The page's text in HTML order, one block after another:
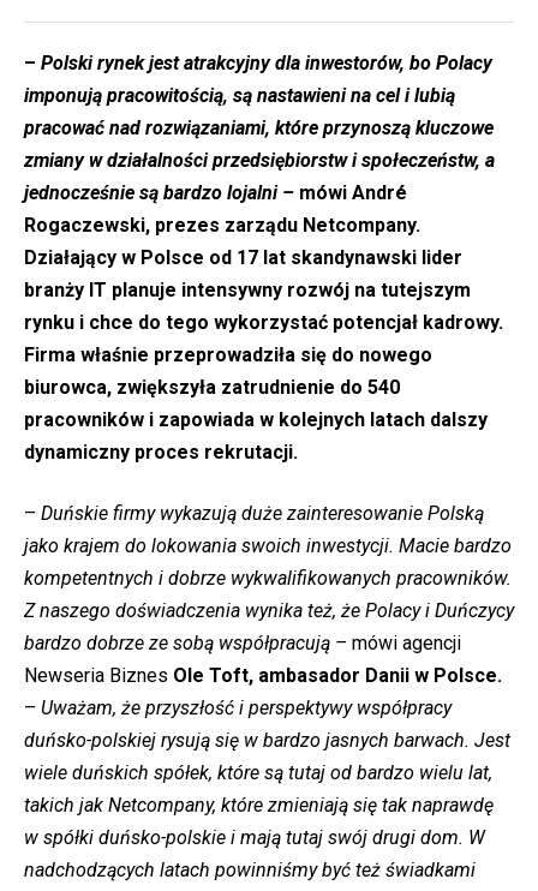
– Polski rynek jest atrakcyjny dla inwestorów, bo Polacy
imponują pracowitością, są nastawieni na cel i lubią
pracować nad rozwiązaniami, które przynoszą kluczowe
zmiany w działalności przedsiębiorstw i społeczeństw, a
jednocześnie są bardzo lojalni – mówi André
Rogaczewski, prezes zarządu Netcompany.
Działający w Polsce od 17 lat skandynawski lider
branży IT planuje intensywny rozwój na tutejszym
rynku i chce do tego wykorzystać potencjał kadrowy.
Firma właśnie przeprowadziła się do nowego
biurowca, zwiększyła zatrudnienie do 540
pracowników i zapowiada w kolejnych latach dalszy
dynamiczny proces rekrutacji.
– Duńskie firmy wykazują duże zainteresowanie Polską
jako krajem do lokowania swoich inwestycji. Macie bardzo
kompetentnych i dobrze wykwalifikowanych pracowników.
Z naszego doświadczenia wynika też, że Polacy i Duńczycy
bardzo dobrze ze sobą współpracują – mówi agencji
Newseria Biznes Ole Toft, ambasador Danii w Polsce.
– Uważam, że przyszłość i perspektywy współpracy
duńsko-polskiej rysują się w bardzo jasnych barwach. Jest
wiele duńskich spółek, które są tutaj od bardzo wielu lat,
takich jak Netcompany, które zmieniają się tak naprawdę
w spółki duńsko-polskie i mają tutaj swój drugi dom. W
nadchodzących latach powinniśmy być też świadkami